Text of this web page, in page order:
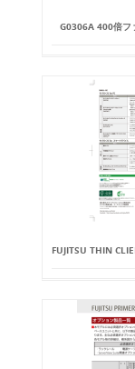
G0306A 400倍フ
FUJITSU THIN